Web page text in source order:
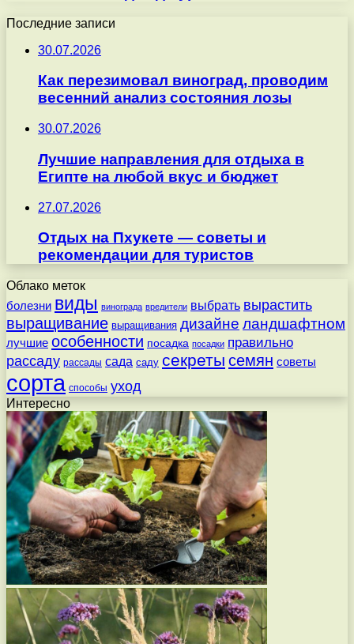
Последние записи
30.07.2026
Как перезимовал виноград, проводим
весенний анализ состояния лозы
30.07.2026
Лучшие направления для отдыха в
Египте на любой вкус и бюджет
27.07.2026
Отдых на Пхукете — советы и
рекомендации для туристов
Облако меток
болезни виды винограда вредители выбрать вырастить
выращивание выращивания дизайне ландшафтном
лучшие особенности посадка посадки правильно
рассаду рассады сада саду секреты семян советы
сорта способы уход
Интересно